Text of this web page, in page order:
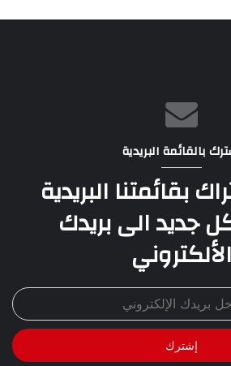
بالقائمة البريدية
بقائمتنا البريدية
جديد الى بريدك
الألكتروني